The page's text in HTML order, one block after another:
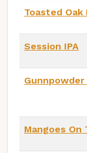
Toasted Oak
Session IPA
Gunnpowder
Mangoes On